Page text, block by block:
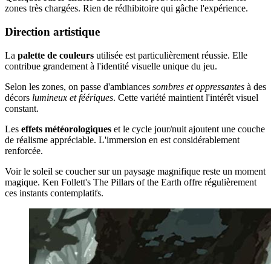
zones très chargées. Rien de rédhibitoire qui gâche l'expérience.
Direction artistique
La palette de couleurs utilisée est particulièrement réussie. Elle
contribue grandement à l'identité visuelle unique du jeu.
Selon les zones, on passe d'ambiances sombres et oppressantes à des
décors lumineux et féériques. Cette variété maintient l'intérêt visuel
constant.
Les effets météorologiques et le cycle jour/nuit ajoutent une couche
de réalisme appréciable. L'immersion en est considérablement
renforcée.
Voir le soleil se coucher sur un paysage magnifique reste un moment
magique. Ken Follett's The Pillars of the Earth offre régulièrement
ces instants contemplatifs.